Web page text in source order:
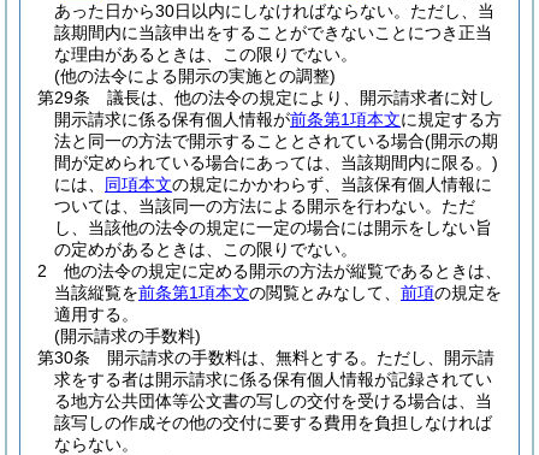
あった日から30日以内にしなければならない。 ただし、当
該期間内に当該申出をすることができないことにつき正当
な理由があるときは、この限りでない。
(他の法令による開示の実施との調整)
第29条
議長は、他の法令の規定により、開示請求者に対し
開示請求に係る保有個人情報が前条第1項本文に規定する方
法と同一の方法で開示することとされている場合(開示の期
間が定められている場合にあっては、当該期間内に限る。)
には、 同項本文の規定にかかわらず、当該保有個人情報に
ついては、当該同一の方法による開示を行わない。 ただ
し、当該他の法令の規定に一定の場合には開示をしない旨
の定めがあるときは、この限りでない。
2
他の法令の規定に定める開示の方法が縦覧であるときは、
当該縦覧を前条第1項本文の閲覧とみなして、 前項の規定を
適用する。
(開示請求の手数料)
第30条
開示請求の手数料は、無料とする。 ただし、開示請
求をする者は開示請求に係る保有個人情報が記録されてい
る地方公共団体等公文書の写しの交付を受ける場合は、当
該写しの作成その他の交付に要する費用を負担しなければ
ならない。